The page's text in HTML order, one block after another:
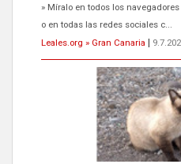
» Míralo en todos los
o en todas las redes sociales c...
Leales.org » Gran Canaria